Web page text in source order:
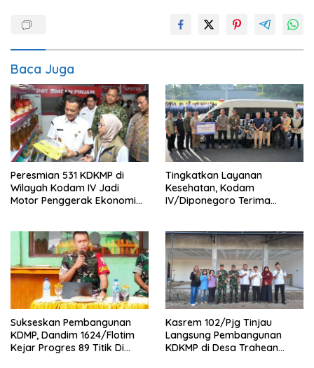
Baca Juga
Peresmian 531 KDKMP di
Wilayah Kodam IV Jadi
Motor Penggerak Ekonomi
Tingkatkan Layanan
Kesehatan, Kodam
IV/Diponegoro Terima
Sukseskan Pembangunan
KDMP, Dandim 1624/Flotim
Kejar Progres 89 Titik Di
Kasrem 102/Pjg Tinjau
Langsung Pembangunan
KDKMP di Desa Trahean